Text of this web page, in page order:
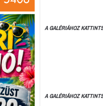
A GALÉRIÁHOZ
A GALÉRIÁHOZ